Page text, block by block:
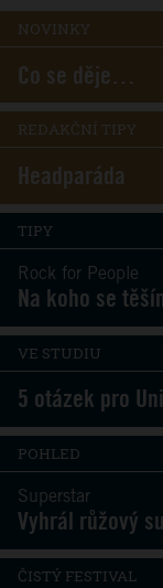
NOVINKY
Co se děje…
REDAKČNÍ TIPY
Headparáda
TIPY
Rock for People
Na koho se
VE STUDIU
5 otázek pro
POHLED
Superstar
Vyhrál růžový
ČISTÝ FESTIVAL